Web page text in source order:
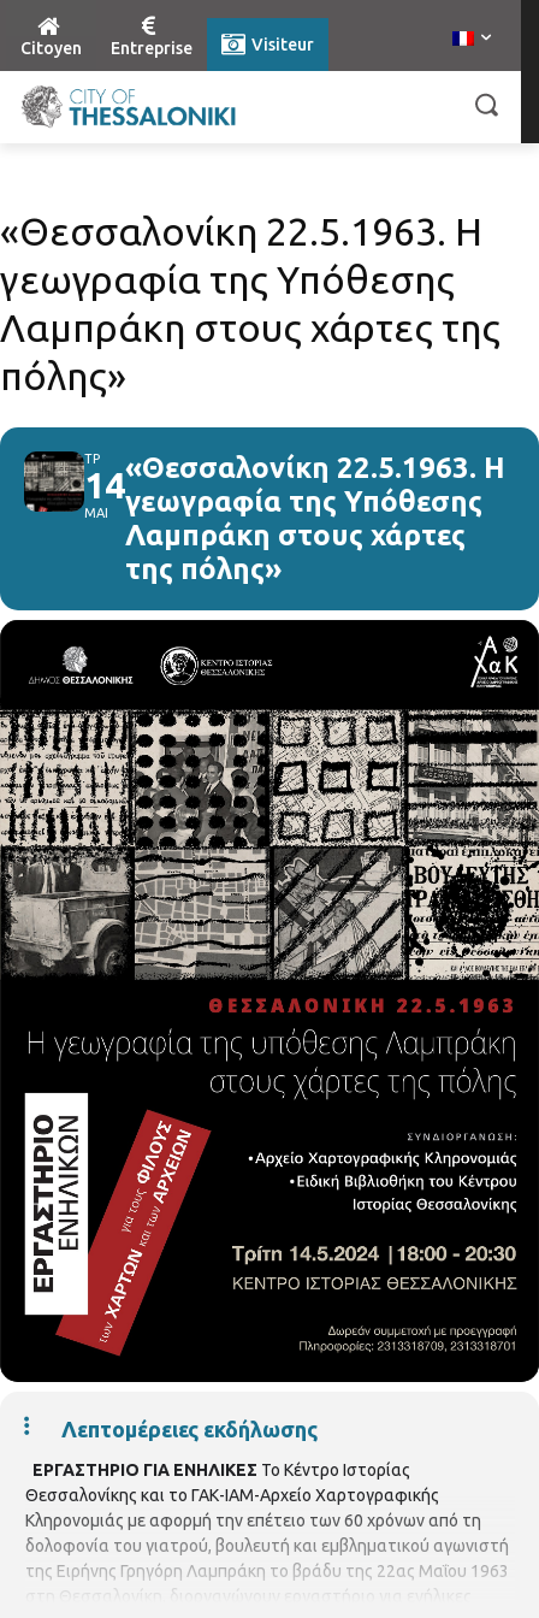
Citoyen Entreprise Visiteur
«Θεσσαλονίκη 22.5.1963. Η
γεωγραφία της Υπόθεσης
Λαμπράκη στους χάρτες της
πόλης»
ΤΡ
14
ΜΑΙ
«Θεσσαλονίκη 22.5.1963. Η
γεωγραφία της Υπόθεσης
Λαμπράκη στους χάρτες
της πόλης»
Λεπτομέρειες εκδήλωσης
ΕΡΓΑΣΤΗΡΙΟ ΓΙΑ ΕΝΗΛΙΚΕΣ Το Κέντρο Ιστορίας
Θεσσαλονίκης και το ΓΑΚ-ΙΑΜ-Αρχείο Χαρτογραφικής
Κληρονομιάς με αφορμή την επέτειο των 60 χρόνων από τη
δολοφονία του γιατρού, βουλευτή και εμβληματικού αγωνιστή
της Ειρήνης Γρηγόρη Λαμπράκη το βράδυ της 22ας Μαΐου 1963
στη Θεσσαλονίκη, διοργανώνουν εργαστήριο για ενήλικες